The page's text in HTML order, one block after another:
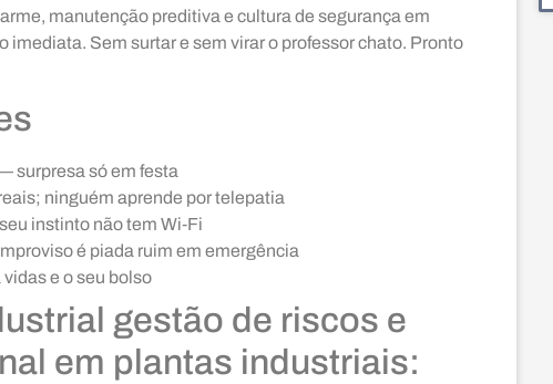
manutenção preditiva e cultura de segurança em
imediata. Sem surtar e sem virar o professor chato. Pronto
surpresa só em festa
ninguém aprende por telepatia
instinto não tem Wi‑Fi
é piada ruim em emergência
e o seu bolso
gestão de riscos e
em plantas industriais: